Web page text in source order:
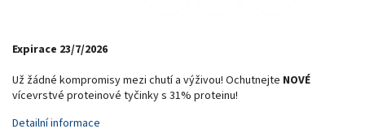
Expirace 23/7/2026
Už žádné kompromisy mezi chutí a výživou! Ochutnejte NOVÉ
vícevrstvé proteinové tyčinky s 31% proteinu!
Detailní informace